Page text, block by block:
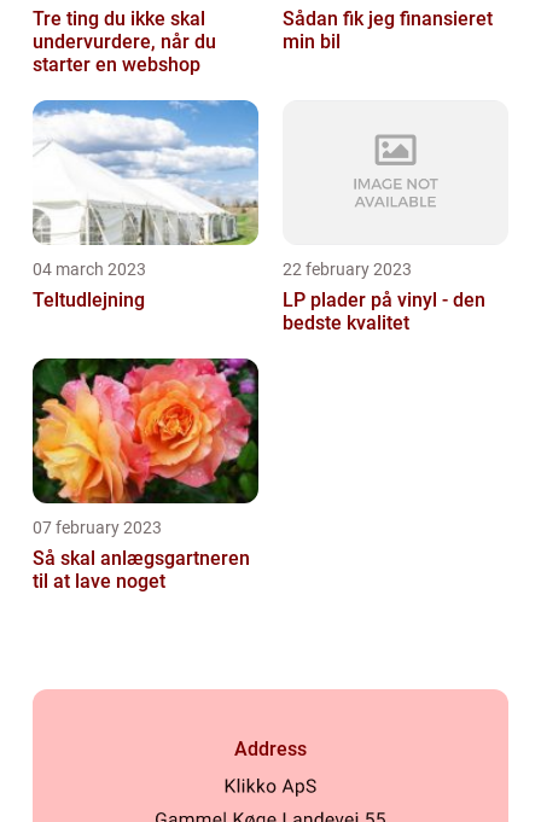
Tre ting du ikke skal
undervurdere, når du
starter en webshop
Sådan fik jeg finansieret
min bil
04 march 2023
Teltudlejning
22 february 2023
LP plader på vinyl - den
bedste kvalitet
07 february 2023
Så skal anlægsgartneren
til at lave noget
Address